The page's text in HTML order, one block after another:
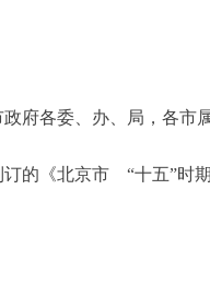
府各委、办、局，各市
《北京市 “十五”时期